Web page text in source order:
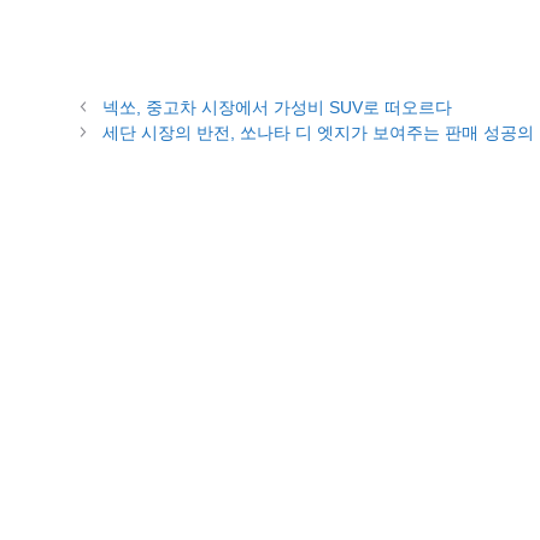
넥쏘, 중고차 시장에서 가성비 SUV로 떠오르다
세단 시장의 반전, 쏘나타 디 엣지가 보여주는 판매 성공의